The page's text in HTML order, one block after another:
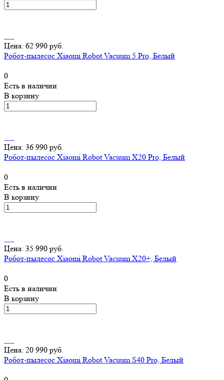
Цена: 62 990 руб.
Робот-пылесос Xiaomi Robot Vacuum 5 Pro, Белый
0
Есть в наличии
В корзину
Цена: 36 990 руб.
Робот-пылесос Xiaomi Robot Vacuum X20 Pro, Белый
0
Есть в наличии
В корзину
Цена: 35 990 руб.
Робот-пылесос Xiaomi Robot Vacuum X20+, Белый
0
Есть в наличии
В корзину
Цена: 20 990 руб.
Робот-пылесос Xiaomi Robot Vacuum S40 Pro, Белый